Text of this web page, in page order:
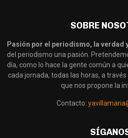
SOBRE
Pasión por el periodismo, la verdad
del periodismo una pasión.
día, como lo hace la gente común a
cada jornada, todas las horas, a
que nos propone la
Contacto: